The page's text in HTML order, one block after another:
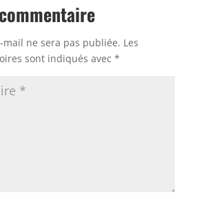
mail ne sera pas publiée. Les
sont indiqués avec *